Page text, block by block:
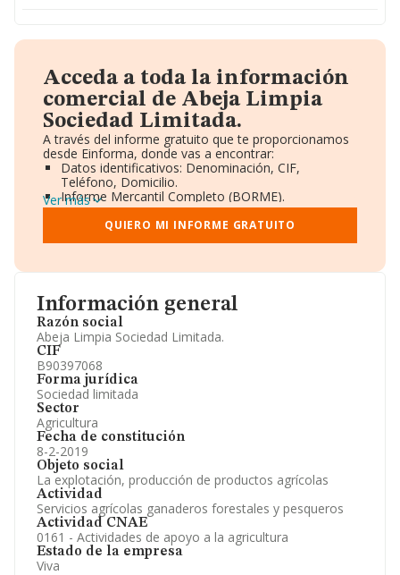
Información general
Razón social
Abeja Limpia Sociedad Limitada.
CIF
B90397068
Forma jurídica
Sociedad limitada
Sector
Agricultura
Fecha de constitución
8-2-2019
Objeto social
La explotación, producción de productos agrícolas
Actividad
Servicios agrícolas ganaderos forestales y pesqueros
Actividad CNAE
0161 - Actividades de apoyo a la agricultura
Estado de la empresa
Viva
Acceda a toda la información
comercial de Abeja Limpia
Sociedad Limitada.
A través del informe gratuito que te proporcionamos
desde Einforma, donde vas a encontrar:
Datos identificativos: Denominación, CIF,
Teléfono, Domicilio.
Informe Mercantil Completo (BORME).
Gráficos de Evolución Ventas y Empleados.
Consejo de Administración y Administradores.
Directivos y Ejecutivos.
Información oficial y registral complementaria.
Ver más
QUIERO MI INFORME GRATUITO